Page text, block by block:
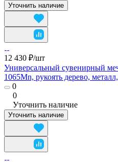
Уточнить наличие
12 430 ₽/шт
Универсальный сувенирный
1065Mn, рукоять дерево,
0
0
Уточнить наличие
Уточнить наличие